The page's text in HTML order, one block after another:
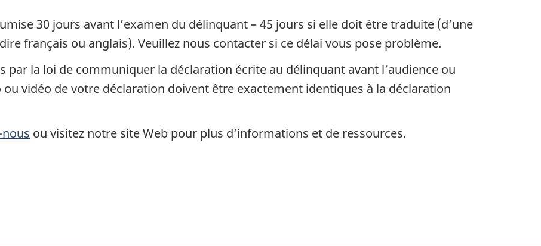
30 jours avant l’examen du délinquant – 45 jours si elle doit être traduite (d’une
français ou anglais). Veuillez nous contacter si ce délai vous pose problème.
par la loi de communiquer la déclaration écrite au délinquant avant l’audience ou
vidéo de votre déclaration doivent être exactement identiques à la déclaration
ou visitez notre site Web pour plus d’informations et de ressources.